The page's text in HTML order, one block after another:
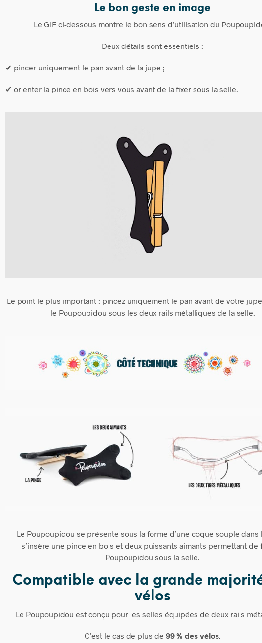
Le bon geste en image
Le GIF ci-dessous montre le bon sens d’utilisation du
Deux détails sont essentiels :
✔ pincer uniquement le pan avant de la jupe ;
✔ orienter la pince en bois vers vous avant de la fixer sous la selle.
Le point le plus important : pincez uniquement le pan avant de votre
le Poupoupidou sous les deux rails métalliques de la selle.
Le Poupoupidou se présente sous la forme d’une coque souple dans
s’insère une pince en bois et deux puissants aimants permettant de
Poupoupidou sous la selle.
Compatible avec la grande
vélos
Le Poupoupidou est conçu pour les selles équipées de deux rails
C’est le cas de plus de 99 % des vélos.